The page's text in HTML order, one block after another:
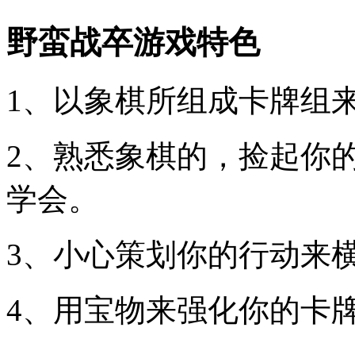
野蛮战卒游戏特色
1、以象棋所组成卡牌组
2、熟悉象棋的，捡起你
学会。
3、小心策划你的行动来
4、用宝物来强化你的卡